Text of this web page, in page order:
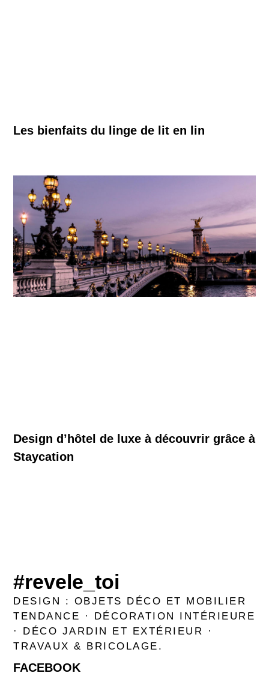
Les bienfaits du linge de lit en lin
Design d’hôtel de luxe à découvrir grâce à
Staycation
#revele_toi
DESIGN : OBJETS DÉCO ET MOBILIER
TENDANCE · DÉCORATION INTÉRIEURE
· DÉCO JARDIN ET EXTÉRIEUR ·
TRAVAUX & BRICOLAGE.
FACEBOOK